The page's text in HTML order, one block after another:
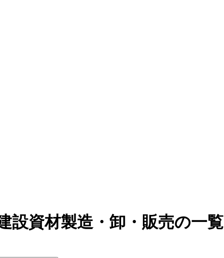
設資材製造・卸・販売の一覧